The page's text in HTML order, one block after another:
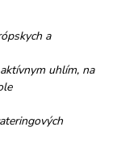
a
uhlím, na